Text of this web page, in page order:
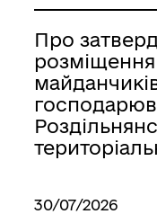
Про
розміщення
30/07/2026